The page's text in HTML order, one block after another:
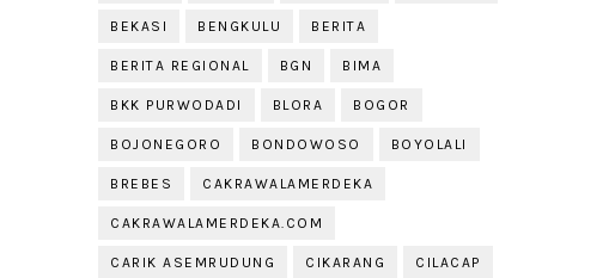
BEKASI BENGKULU BERITA
BERITA REGIONAL BGN BIMA
BKK PURWODADI BLORA BOGOR
BOJONEGORO BONDOWOSO BOYOLALI
BREBES CAKRAWALAMERDEKA
CAKRAWALAMERDEKA.COM
CARIK ASEMRUDUNG CIKARANG CILACAP